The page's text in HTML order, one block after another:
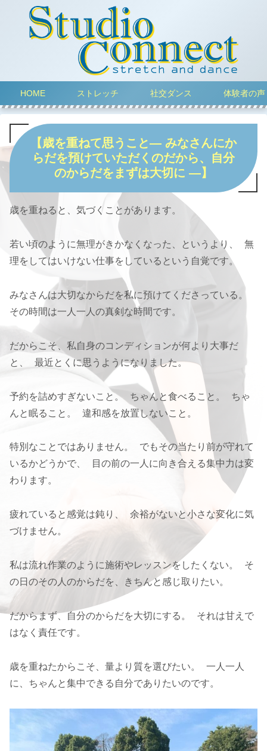
HOME ストレッチ 社交ダンス 体験者の声
【歳を重ねて思うこと― みなさんにか
らだを預けていただくのだから、自分
のからだをまずは大切に ―】
歳を重ねると、気づくことがあります。
若い頃のように無理がきかなくなった、というより、 無
理をしてはいけない仕事をしているという自覚です。
みなさんは大切なからだを私に預けてくださっている。
その時間は一人一人の真剣な時間です。
だからこそ、私自身のコンディションが何より大事だ
と、 最近とくに思うようになりました。
予約を詰めすぎないこと。 ちゃんと食べること。 ちゃ
んと眠ること。 違和感を放置しないこと。
特別なことではありません。 でもその当たり前が守れて
いるかどうかで、 目の前の一人に向き合える集中力は変
わります。
疲れていると感覚は鈍り、 余裕がないと小さな変化に気
づけません。
私は流れ作業のように施術やレッスンをしたくない。 そ
の日のその人のからだを、きちんと感じ取りたい。
だからまず、自分のからだを大切にする。 それは甘えで
はなく責任です。
歳を重ねたからこそ、量より質を選びたい。 一人一人
に、ちゃんと集中できる自分でありたいのです。